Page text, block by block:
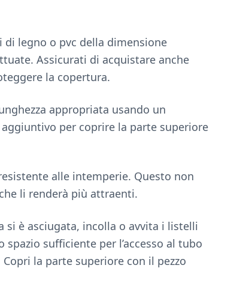
legno o pvc della dimensione
Assicurati di acquistare anche
la copertura.
appropriata usando un
per coprire la parte superiore
alle intemperie. Questo non
li renderà più attraenti.
si è asciugata, incolla o avvita i listelli
sufficiente per l’accesso al tubo
la parte superiore con il pezzo